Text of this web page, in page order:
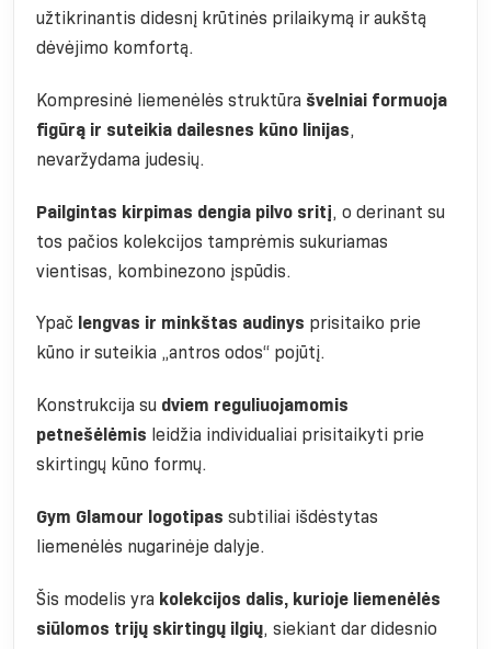
užtikrinantis didesnį krūtinės prilaikymą ir aukštą
dėvėjimo komfortą.
Kompresinė liemenėlės struktūra švelniai formuoja
figūrą ir suteikia dailesnes kūno linijas,
nevaržydama judesių.
Pailgintas kirpimas dengia pilvo sritį, o derinant su
tos pačios kolekcijos tamprėmis sukuriamas
vientisas, kombinezono įspūdis.
Ypač lengvas ir minkštas audinys prisitaiko prie
kūno ir suteikia „antros odos“ pojūtį.
Konstrukcija su dviem reguliuojamomis
petnešėlėmis leidžia individualiai prisitaikyti prie
skirtingų kūno formų.
Gym Glamour logotipas subtiliai išdėstytas
liemenėlės nugarinėje dalyje.
Šis modelis yra kolekcijos dalis, kurioje liemenėlės
siūlomos trijų skirtingų ilgių, siekiant dar didesnio